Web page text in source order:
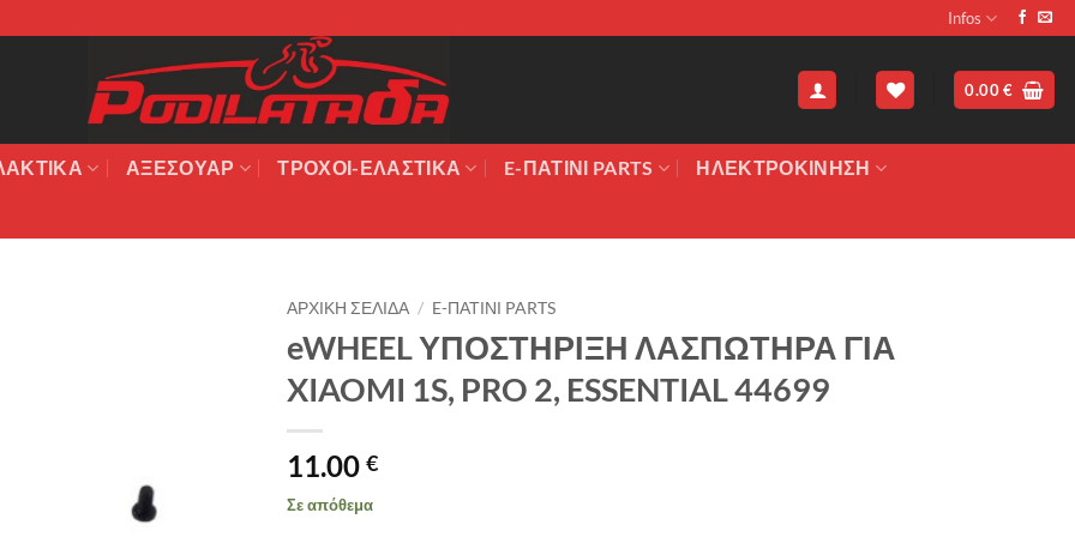
Infos
0.00€
ΑΞΕΣΟΥΆΡ ΤΡΟΧΟΙ-ΕΛΑΣΤΙΚΑ E-ΠΑΤΙΝΙ PARTS ΗΛΕΚΤΡΟΚΙΝΗΣΗ
ΑΡΧΙΚΉ ΣΕΛΊΔΑ / E-ΠΑΤΙΝΙ PARTS
eWHEEL ΥΠΟΣΤΗΡΙΞΗ ΛΑΣΠΩΤΗΡΑ ΓΙΑ
XIAOMI 1S, PRO 2, ESSENTIAL 44699
11.00 €
Σε απόθεμα